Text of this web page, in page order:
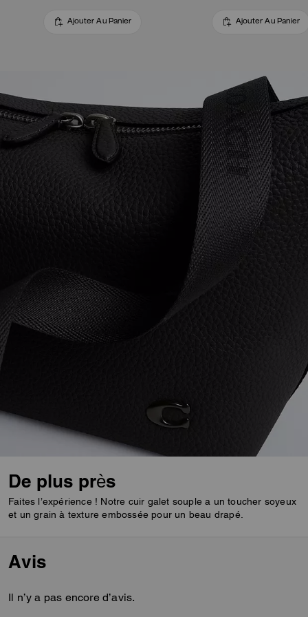
Ajouter Au Panier Ajouter Au Panier
De plus près
Faites l’expérience ! Notre cuir galet souple a un toucher soyeux
et un grain à texture embossée pour un beau drapé.
Avis
Il n’y a pas encore d’avis.